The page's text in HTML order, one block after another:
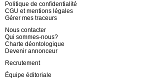
Politique de confidentialité
CGU et mentions légales
Gérer mes traceurs
Nous contacter
Qui sommes-nous?
Charte déontologique
Devenir annonceur
Recrutement
Équipe éditoriale